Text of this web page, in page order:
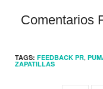
Comentarios
TAGS: FEEDBACK PR,
ZAPATILLAS